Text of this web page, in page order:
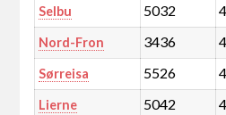
Selbu 5032
Nord-Fron 3436
Sørreisa 5526
Lierne 5042